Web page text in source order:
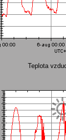
Teplota